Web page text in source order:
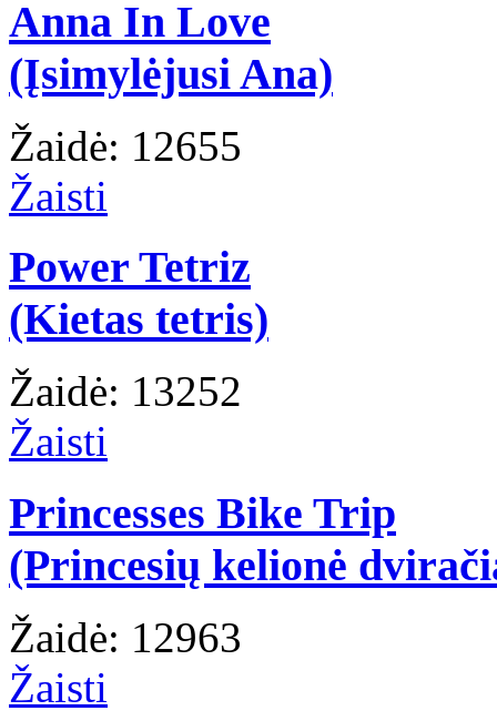
Anna In Love
(Įsimylėjusi Ana)
Žaidė: 12655
Žaisti
Power Tetriz
(Kietas tetris)
Žaidė: 13252
Žaisti
Princesses Bike Trip
(Princesių kelionė
Žaidė: 12963
Žaisti